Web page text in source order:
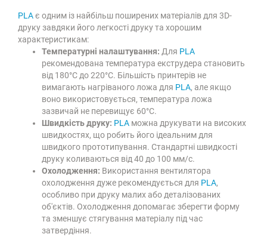
PLAє одним із найбільш поширених матеріалів для 3D-
друку завдяки його легкості друку та хорошим
характеристикам:
Температурні налаштування: Для PLA
рекомендована температура екструдера становить
від 180°C до 220°C. Більшість принтерів не
вимагають нагріваного ложа для PLA, але якщо
воно використовується, температура ложа
зазвичай не перевищує 60°C.
Швидкість друку: PLA можна друкувати на високих
швидкостях, що робить його ідеальним для
швидкого прототипування. Стандартні швидкості
друку коливаються від 40 до 100 мм/с.
Охолодження: Використання вентилятора
охолодження дуже рекомендується для PLA,
особливо при друку малих або деталізованих
об'єктів. Охолодження допомагає зберегти форму
та зменшує стягування матеріалу під час
затвердіння.